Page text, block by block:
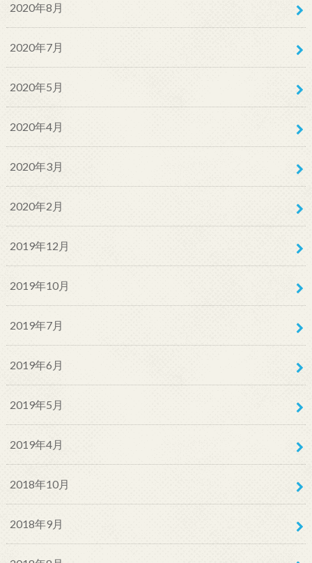
2020年8月
2020年7月
2020年5月
2020年4月
2020年3月
2020年2月
2019年12月
2019年10月
2019年7月
2019年6月
2019年5月
2019年4月
2018年10月
2018年9月